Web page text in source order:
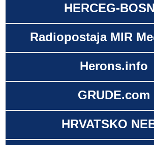
HERCEG-
Radiopostaja MIR
Herons.info
GRUDE.com
HRVATSKO